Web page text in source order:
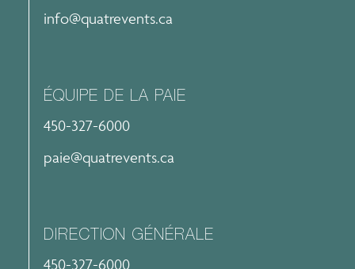
info@quatrevents.ca
ÉQUIPE DE LA PAIE
450-327-6000
paie@quatrevents.ca
DIRECTION GÉNÉRALE
450-327-6000